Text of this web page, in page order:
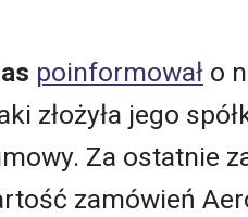
poinformował o
złożyła jego
Za ostatnie
zamówień